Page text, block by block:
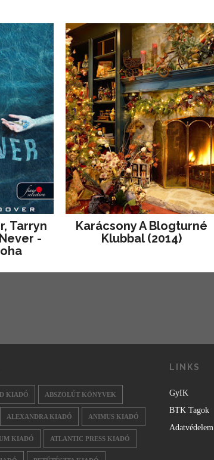
Tarryn
-
Karácsony A Blogturné
Klubbal (2014)
KIADÓ ABSZOLÚT KÖNYVEK
ALEXANDRA KIADÓ ANIMUS KIADÓ
KIADÓ ATLANTIC PRESS KIADÓ
LINKS
GyIK
BTK Tagok
Adatvédelem